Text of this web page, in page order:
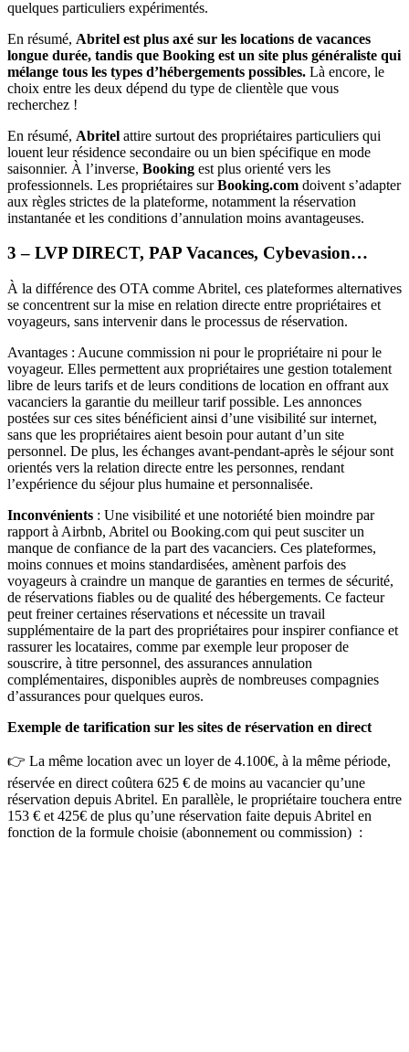
quelques particuliers expérimentés.
En résumé, Abritel est plus axé sur les locations de vacances
longue durée, tandis que Booking est un site plus généraliste qui
mélange tous les types d’hébergements possibles. Là encore, le
choix entre les deux dépend du type de clientèle que vous
recherchez !
En résumé, Abritel attire surtout des propriétaires particuliers qui
louent leur résidence secondaire ou un bien spécifique en mode
saisonnier. À l’inverse, Booking est plus orienté vers les
professionnels. Les propriétaires surBooking.com doivent s’adapter
aux règles strictes de la plateforme, notamment la réservation
instantanée et les conditions d’annulation moins avantageuses.
3 – LVP DIRECT, PAP Vacances, Cybevasion…
À la différence des OTA comme Abritel, ces plateformes alternatives
se concentrent sur la mise en relation directe entre propriétaires et
voyageurs, sans intervenir dans le processus de réservation.
Avantages : Aucune commission ni pour le propriétaire ni pour le
voyageur. Elles permettent aux propriétaires une gestion totalement
libre de leurs tarifs et de leurs conditions de location en offrant aux
vacanciers la garantie du meilleur tarif possible. Les annonces
postées sur ces sites bénéficient ainsi d’une visibilité sur internet,
sans que les propriétaires aient besoin pour autant d’un site
personnel. De plus, les échanges avant-pendant-après le séjour sont
orientés vers la relation directe entre les personnes, rendant
l’expérience du séjour plus humaine et personnalisée.
Inconvénients : Une visibilité et une notoriété bien moindre par
rapport à Airbnb, Abritel ou Booking.com qui peut susciter un
manque de confiance de la part des vacanciers. Ces plateformes,
moins connues et moins standardisées, amènent parfois des
voyageurs à craindre un manque de garanties en termes de sécurité,
de réservations fiables ou de qualité des hébergements. Ce facteur
peut freiner certaines réservations et nécessite un travail
supplémentaire de la part des propriétaires pour inspirer confiance et
rassurer les locataires, comme par exemple leur proposer de
souscrire, à titre personnel, des assurances annulation
complémentaires, disponibles auprès de nombreuses compagnies
d’assurances pour quelques euros.
Exemple de tarification sur les sites de réservation en direct
👉 La même location avec un loyer de 4.100€, à la même période,
réservée en direct coûtera 625 € de moins au vacancier qu’une
réservation depuis Abritel. En parallèle, le propriétaire touchera entre
153 € et 425€ de plus qu’une réservation faite depuis Abritel en
fonction de la formule choisie (abonnement ou commission) :